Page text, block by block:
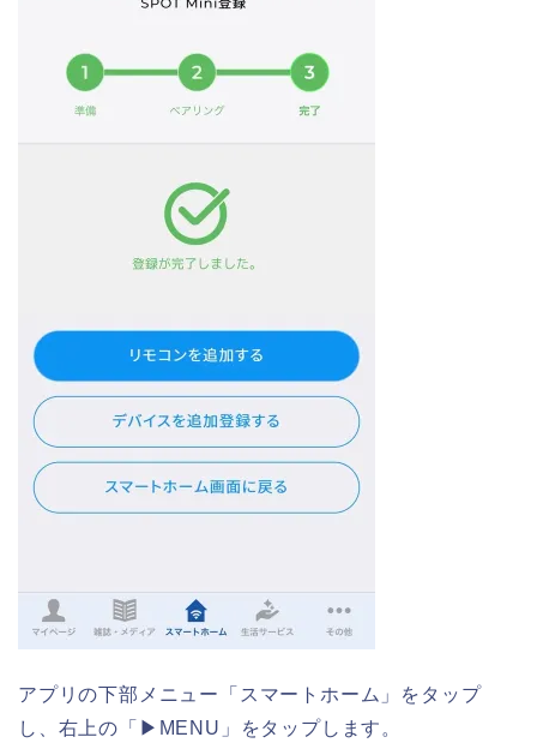
アプリの下部メニュー「スマートホーム」をタップ
し、右上の「▶︎MENU」をタップします。